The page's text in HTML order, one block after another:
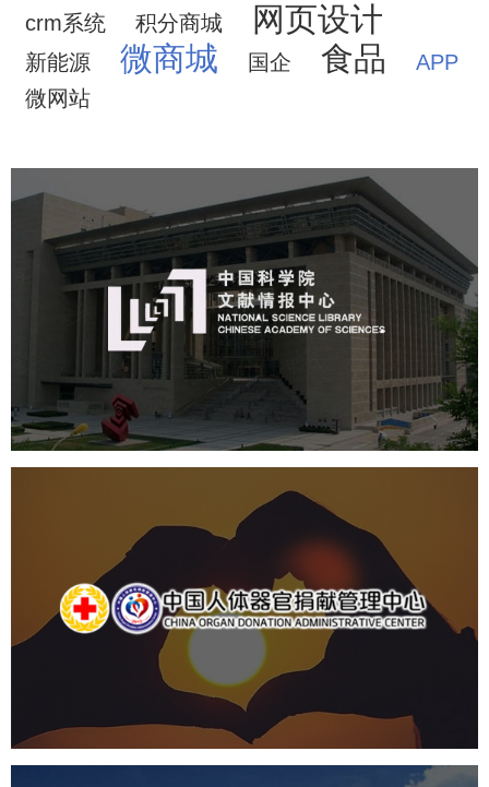
crm系统
积分商城 网页设计
新能源 微商城 国企 食品
APP
微网站
中国科学院文献情报中心
网站建设
数字博物馆建设
展厅空间设计
产品展厅设计
中国人体器官捐献管理中心
国企 品牌官网 网站建设